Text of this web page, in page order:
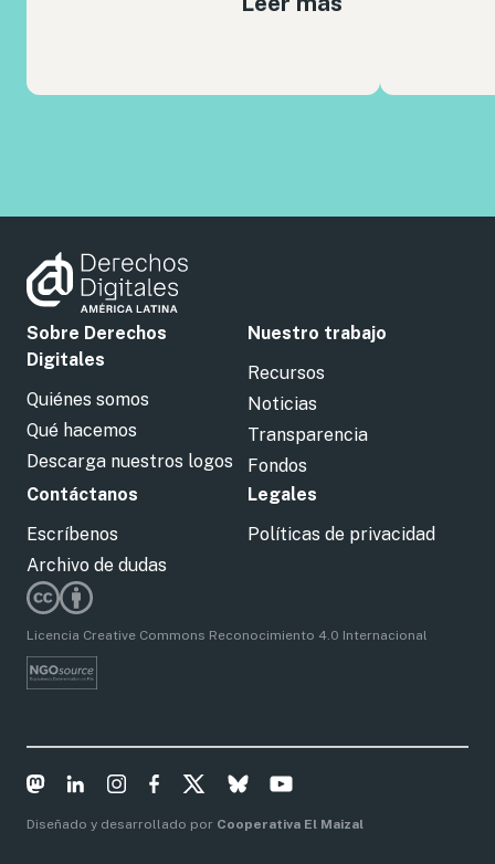
Sobre Derechos
Digitales
Quiénes somos
Qué hacemos
Descarga nuestros logos
Nuestro trabajo
Recursos
Noticias
Transparencia
Fondos
Contáctanos
Escríbenos
Archivo de dudas
Legales
Políticas de privacidad
Licencia Creative Commons Reconocimiento 4.0 Internacional
Diseñado y desarrollado por Cooperativa El Maizal